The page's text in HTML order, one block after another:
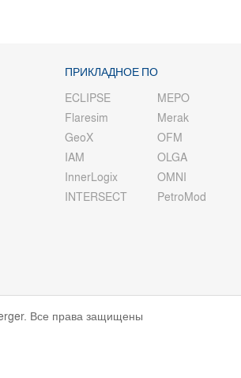
ПРИКЛАДНОЕ ПО
ECLIPSE
Flaresim
GeoX
IAM
InnerLogix
INTERSECT
MEPO
Merak
OFM
OLGA
OMNI
PetroMod
Все права защищены